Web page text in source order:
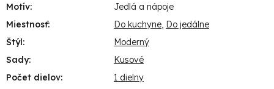
Motív:
Jedlá a nápoje
Miestnosť: Do kuchyne, Do jedálne
Štýl:
Moderný
Sady:
Kusové
Počet dielov:
1 dielny